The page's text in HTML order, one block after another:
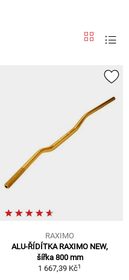
RAXIMO
ALU-ŘÍDÍTKA RAXIMO NEW,
šířka 800 mm
1 667,39 Kč1